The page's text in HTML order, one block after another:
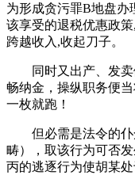
为形成贪污罪B地盘办
该享受的退税优惠政
跨越收入,收起刀子。
同时又出产、发卖
畅纳金，操纵职务便
一枚就跑！
但必需是法令的仆
畴），取该行为可否
丙的逃逐行为使胡某